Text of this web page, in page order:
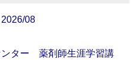
08
ンター 薬剤師生涯学習講